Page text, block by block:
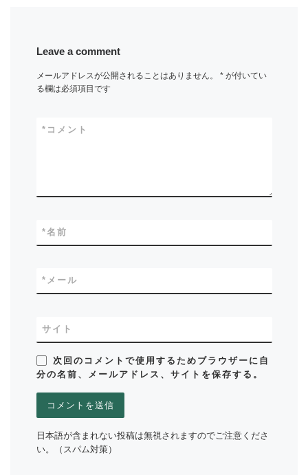
Leave a comment
メールアドレスが公開されることはありません。 *が付いてい
る欄は必須項目です
コメント
*
名前
*
メール
*
サイト
次回のコメントで使用するためブラウザーに自
分の名前、メールアドレス、サイトを保存する。
日本語が含まれない投稿は無視されますのでご注意くださ
い。（スパム対策）